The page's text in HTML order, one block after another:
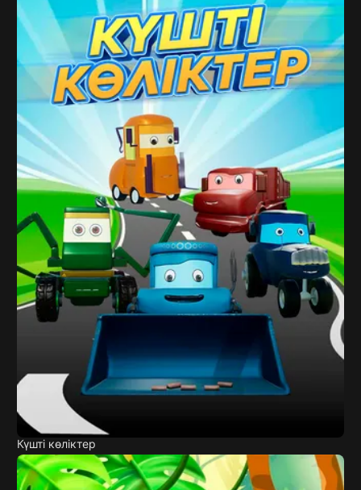
Күшті көліктер